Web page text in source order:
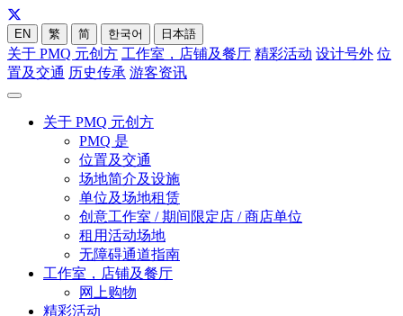
EN 繁 简 한국어 日本語
关于 PMQ 元创方 工作室，店铺及餐厅 精彩活动 设计号外 位
置及交通 历史传承 游客资讯
关于 PMQ 元创方
PMQ 是
位置及交通
场地简介及设施
单位及场地租赁
创意工作室 / 期间限定店 / 商店单位
租用活动场地
无障碍通道指南
工作室，店铺及餐厅
网上购物
精彩活动